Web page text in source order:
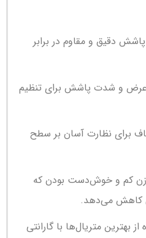
دقیق و مقاوم در برابر
عرض و شدت پاشش برای تنظیم
برای نظارت آسان بر سطح
کم و خوش‌دست بودن که
کاهش می‌دهد.
بهترین متریال‌ها با گارانتی